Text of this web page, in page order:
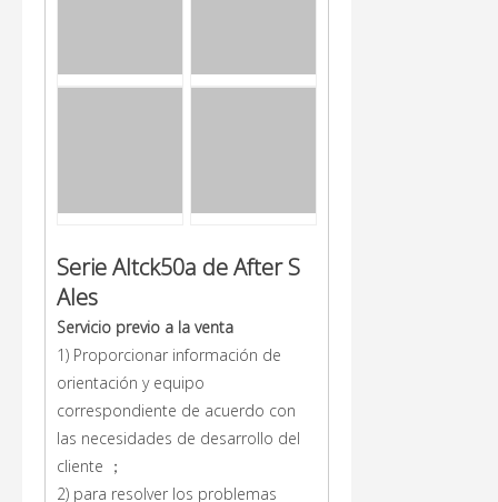
Serie Altck50a deAfterS
Ales
Servicio previo a la venta
1) Proporcionar información de
orientación y equipo
correspondiente de acuerdo con
las necesidades de desarrollo del
cliente ；
2) para resolver los problemas